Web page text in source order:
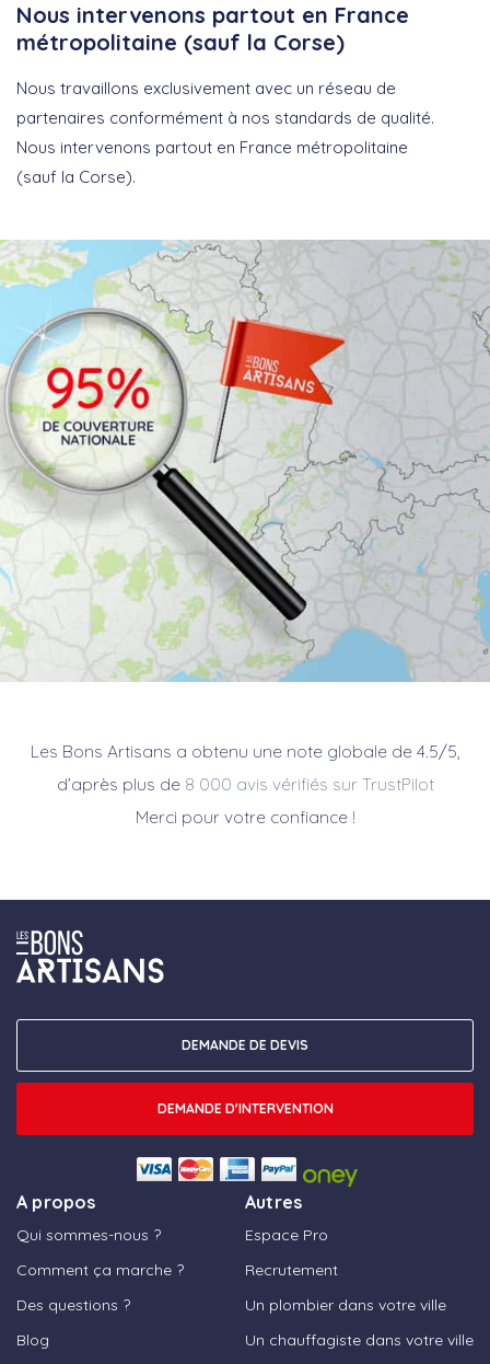
Nous intervenons partout en France
métropolitaine (sauf la Corse)
Nous travaillons exclusivement avec un réseau de
partenaires conformément à nos standards de qualité.
Nous intervenons partout en France métropolitaine
(sauf la Corse).
Les Bons Artisans a obtenu une note globale de 4.5/5,
d’après plus de 8 000 avis vérifiés sur TrustPilot
Merci pour votre confiance !
A propos
Qui sommes-nous ?
Comment ça marche ?
Des questions ?
Blog
Autres
Espace Pro
Recrutement
Un plombier dans votre ville
Un chauffagiste dans votre ville
DEMANDE DE DEVIS
DEMANDE D'INTERVENTION